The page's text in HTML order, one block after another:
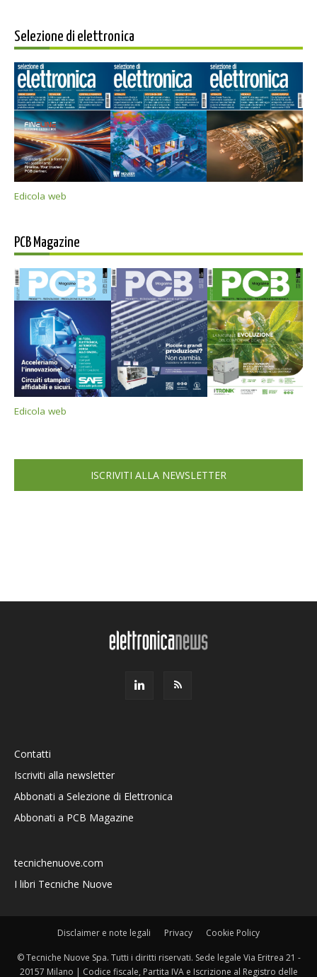
Selezione di elettronica
Edicola web
PCB Magazine
Edicola web
ISCRIVITI ALLA NEWSLETTER
Contatti
Iscriviti alla newsletter
Abbonati a Selezione di Elettronica
Abbonati a PCB Magazine
tecnichenuove.com
I libri Tecniche Nuove
Disclaimer e note legali Privacy Cookie Policy
© Tecniche Nuove Spa. Tutti i diritti riservati. Sede legale Via Eritrea 21 -
20157 Milano | Codice fiscale, Partita IVA e Iscrizione al Registro delle